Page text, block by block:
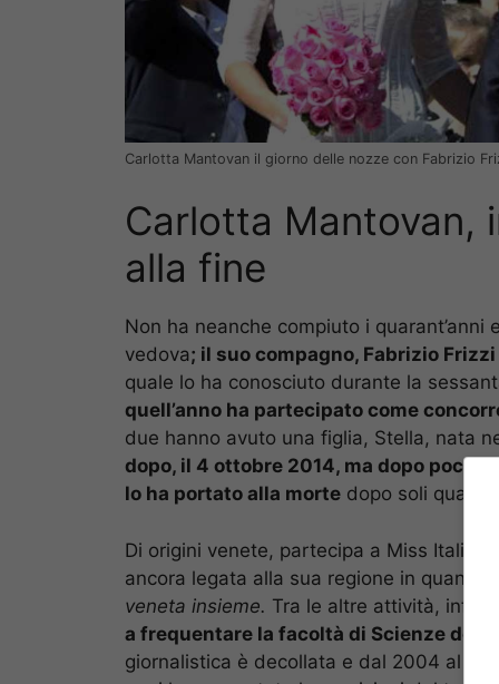
Carlotta Mantovan il giorno delle nozze con Fabrizio
Carlotta Mantovan,
alla fine
Non ha neanche compiuto i
vedova; il suo compagno, Fabrizio
quale lo ha conosciuto durante la
quell’anno ha partecipato come
due hanno avuto una figlia, Stella, nata
dopo, il 4 ottobre 2014, ma dopo poco
lo ha portato alla morte dopo soli quattro
Di origini venete, partecipa a Miss Italia
ancora legata alla sua regione in quanto
veneta insieme. Tra le altre attività, infatti,
a frequentare la facoltà di Scienze della
giornalistica è decollata e dal 2004 al